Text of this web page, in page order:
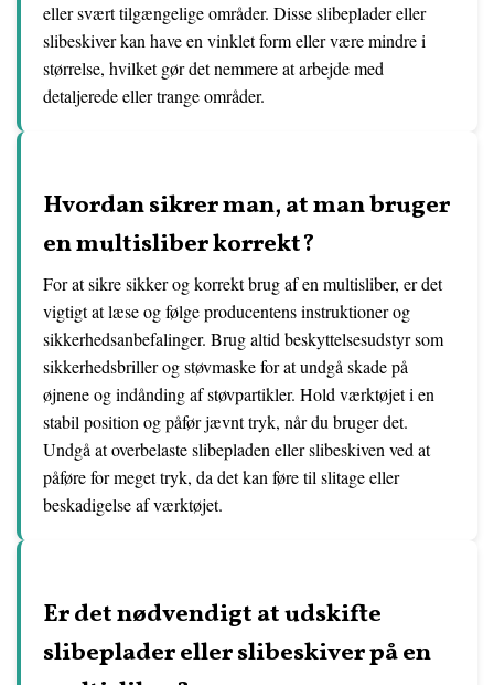
eller svært tilgængelige områder. Disse slibeplader eller
slibeskiver kan have en vinklet form eller være mindre i
størrelse, hvilket gør det nemmere at arbejde med
detaljerede eller trange områder.
Hvordan sikrer man, at man bruger
en multisliber korrekt?
For at sikre sikker og korrekt brug af en multisliber, er det
vigtigt at læse og følge producentens instruktioner og
sikkerhedsanbefalinger. Brug altid beskyttelsesudstyr som
sikkerhedsbriller og støvmaske for at undgå skade på
øjnene og indånding af støvpartikler. Hold værktøjet i en
stabil position og påfør jævnt tryk, når du bruger det.
Undgå at overbelaste slibepladen eller slibeskiven ved at
påføre for meget tryk, da det kan føre til slitage eller
beskadigelse af værktøjet.
Er det nødvendigt at udskifte
slibeplader eller slibeskiver på en